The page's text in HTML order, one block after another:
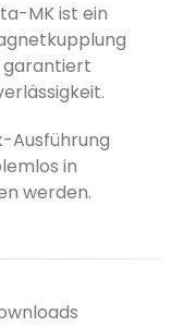
MK ist ein
garantiert
Ausführung
in
werden.